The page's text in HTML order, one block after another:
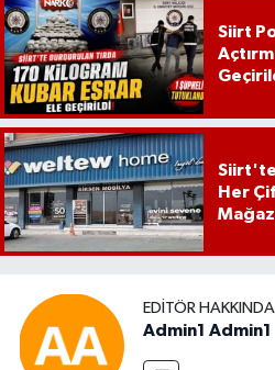
Siirt
Siirt'te
Her
EDITÖR HAKKINDA
Admin1 Admin1